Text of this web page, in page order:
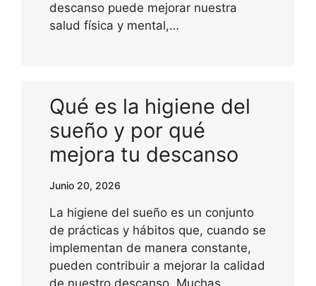
descanso puede mejorar nuestra
salud física y mental,…
Qué es la higiene del
sueño y por qué
mejora tu descanso
Junio 20, 2026
La higiene del sueño es un conjunto
de prácticas y hábitos que, cuando se
implementan de manera constante,
pueden contribuir a mejorar la calidad